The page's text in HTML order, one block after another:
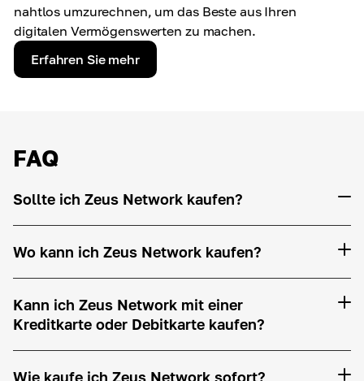
nahtlos umzurechnen, um das Beste aus Ihren
digitalen Vermögenswerten zu machen.
Erfahren Sie mehr
FAQ
Sollte ich Zeus Network kaufen?
Wo kann ich Zeus Network kaufen?
Kann ich Zeus Network mit einer
Kreditkarte oder Debitkarte kaufen?
Wie kaufe ich Zeus Network sofort?